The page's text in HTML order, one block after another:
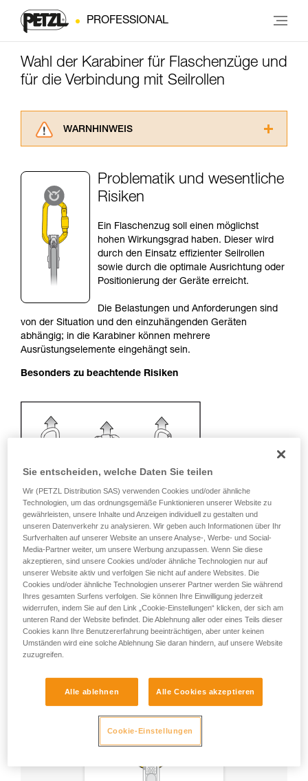
PROFESSIONAL
Wahl der Karabiner für Flaschenzüge und
für die Verbindung mit Seilrollen
WARNHINWEIS
aufmerksam durch, bevor Sie diesen zu Rate
ziehen. Um diese Zusatzinformationen
verstehen zu können, müssen Sie zuerst die in
der Gebrauchsanweisung enthaltenen
Informationen richtig verstanden haben.
Die Beherrschung dieser Techniken setzt eine
entsprechende Ausbildung und ein spezielles
Training voraus. Prüfen Sie zusammen mit
Vorgang alleine sicher zu wiederholen, bevor
Sie ihn eigenständig durchführen.
Wir geben Beispiele für die mit Ihrer Aktivität
verbundenen Techniken. Möglicherweise gibt es
beschrieben werden.
Problematik und wesentliche
Risiken
Ein Flaschenzug soll einen möglichst
hohen Wirkungsgrad haben. Dieser wird
durch den Einsatz effizienter Seilrollen
sowie durch die optimale Ausrichtung oder
Positionierung der Geräte erreicht.
Die Belastungen und Anforderungen sind
von der Situation und den einzuhängenden Geräten
abhängig; in die Karabiner können mehrere
Ausrüstungselemente eingehängt sein.
Besonders zu beachtende Risiken
Empfehlung für Karabiner und
Zubehör
Sie entscheiden, welche Daten Sie teilen
Wir (PETZL Distribution SAS) verwenden Cookies und/oder ähnliche
Technologien, um das ordnungsgemäße Funktionieren unserer Website zu
gewährleisten, unsere Inhalte und Anzeigen individuell zu gestalten und
unseren Datenverkehr zu analysieren. Wir geben auch Informationen über Ihr
Surfverhalten auf unserer Website an unsere Analyse-, Werbe- und Social-
Media-Partner weiter, um unsere Werbung anzupassen. Wenn Sie diese
akzeptieren, sind unsere Cookies und/oder ähnliche Technologien nur auf
unserer Website aktiv und verfolgen Sie nicht auf andere Websites. Die
Cookies und/oder ähnliche Technologien unserer Partner werden Sie während
Ihres gesamten Surfens verfolgen. Sie können Ihre Einwilligung jederzeit
widerrufen, indem Sie auf den Link „Cookie-Einstellungen“ klicken, der sich am
unteren Rand der Website befindet. Die Ablehnung aller oder eines Teils dieser
Cookies kann Ihre Benutzererfahrung beeinträchtigen, aber unter keinen
Umständen wird eine solche Ablehnung Sie daran hindern, auf unsere Website
zuzugreifen.
Alle ablehnen Alle Cookies akzeptieren
Cookie-Einstellungen